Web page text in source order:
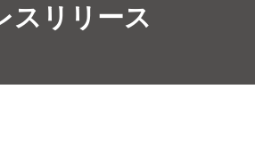
企業情報
スリリース